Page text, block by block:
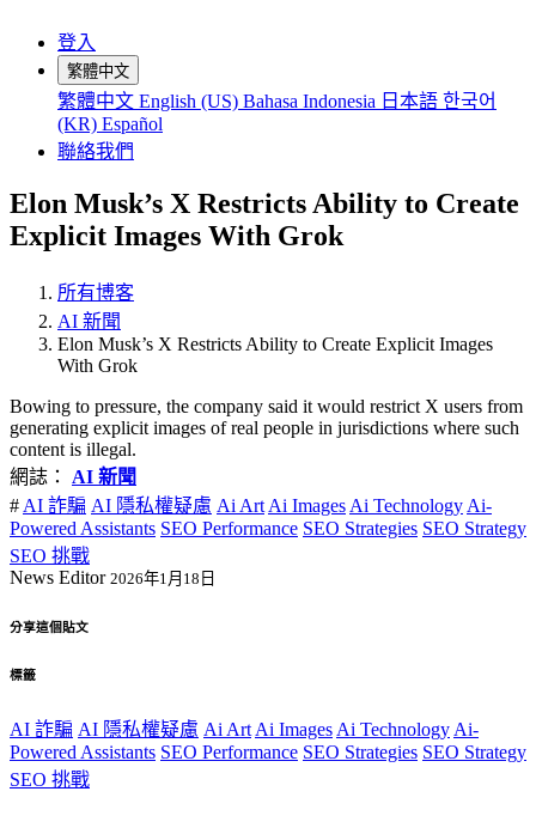
登入
繁體中文
繁體中文 English (US) Bahasa Indonesia 日本語 한국어
(KR) Español
聯絡我們
Elon Musk’s X Restricts Ability to Create
Explicit Images With Grok
所有博客
AI 新聞
Elon Musk’s X Restricts Ability to Create Explicit Images
With Grok
Bowing to pressure, the company said it would restrict X users from
generating explicit images of real people in jurisdictions where such
content is illegal.
網誌： AI 新聞
# AI 詐騙 AI 隱私權疑慮 Ai Art Ai Images Ai Technology Ai-
Powered Assistants SEO Performance SEO Strategies SEO Strategy
SEO 挑戰
News Editor 2026年1月18日
分享這個貼文
標籤
AI 詐騙 AI 隱私權疑慮 Ai Art Ai Images Ai Technology Ai-
Powered Assistants SEO Performance SEO Strategies SEO Strategy
SEO 挑戰